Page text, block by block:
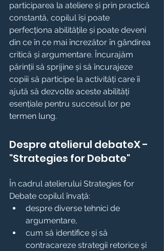
participarea la ateliere și prin practică
constantă, copilul își poate
perfecționa abilitățile și poate deveni
din ce în ce mai încrezător în gândirea
critică și argumentare. Încurajăm
părinții să sprijine și să încurajeze
copiii să participe la activități care îi
ajută să dezvolte aceste abilități
esențiale pentru succesul lor pe
termen lung.
Despre atelierul debateX -
"Strategies for Debate"
În cadrul atelierului Strategies for
Debate copilul învață:
despre diverse tehnici de
argumentare,
cum să identifice și să
contracareze strategii retorice și